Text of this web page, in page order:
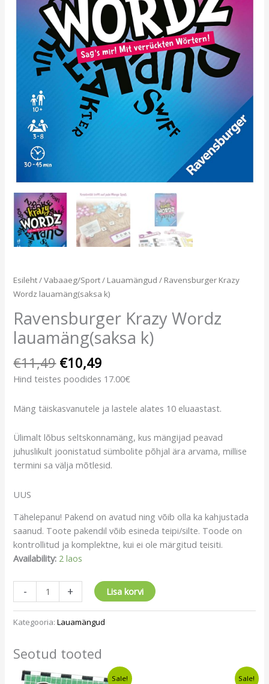
Esileht/Vabaaeg/Sport/ Lauamängud / Ravensburger Krazy
Wordz lauamäng(saksa k)
Ravensburger Krazy Wordz
lauamäng(saksa k)
€11,49 €10,49
Hind teistes poodides 17.00€
Mäng täiskasvanutele ja lastele alates 10 eluaastast.
Ülimalt lõbus seltskonnamäng, kus mängijad peavad
juhuslikult joonistatud sümbolite põhjal ära arvama, millise
termini sa välja mõtlesid.
UUS
Tähelepanu! Pakend on avatud ning võib olla ka kahjustada
saanud. Toote pakendil võib esineda teipi/silte. Toode on
kontrollitud ja komplektne, kui ei ole märgitud teisiti.
Availability: 2 laos
- + Lisa korvi
Kategooria:Lauamängud
Seotud tooted
Sale!
AlgneCurrent
Sale!
Current